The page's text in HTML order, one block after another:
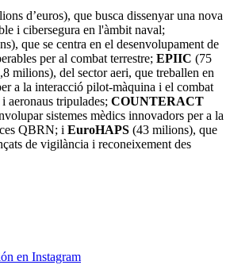
d’euros), que busca dissenyar una nova
i cibersegura en l'àmbit naval;
que se centra en el desenvolupament de
per al combat terrestre; EPIIC (75
milions), del sector aeri, que treballen en
a la interacció pilot-màquina i el combat
aeronaus tripulades; COUNTERACT
sistemes mèdics innovadors per a la
QBRN; i EuroHAPS (43 milions), que
de vigilància i reconeixement des
en Instagram